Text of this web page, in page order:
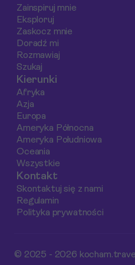
podając praktyczne
wskazówki, które
ułatwią Ci
zaplanowanie
niezapomnianej
przygody.
Zainspiruj mnie
Eksploruj
Zaskocz mnie
Doradź mi
Rozmawiaj
Szukaj
Kierunki
Afryka
Azja
Europa
Ameryka Północna
Ameryka Południowa
Oceania
Wszystkie
Kontakt
Skontaktuj się z nami
Regulamin
Polityka prywatności
© 2025 - 2026